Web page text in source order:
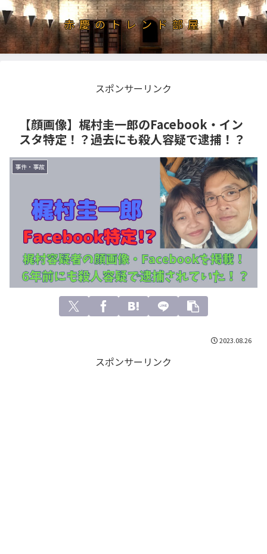
赤慶のトレンド部屋
スポンサーリンク
【顔画像】梶村圭一郎のFacebook・イン
スタ特定！？過去にも殺人容疑で逮捕！？
事件・事故
2023.08.26
スポンサーリンク